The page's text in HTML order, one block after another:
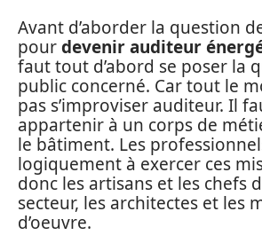
Avant d’aborder la question
pourdevenir auditeur
faut tout d’abord se poser la
public concerné. Car tout le
pas s’improviser auditeur. Il
appartenir à un corps de
le bâtiment. Les
logiquement à exercer ces
donc les artisans et les chefs
secteur, les architectes et les
d’oeuvre.